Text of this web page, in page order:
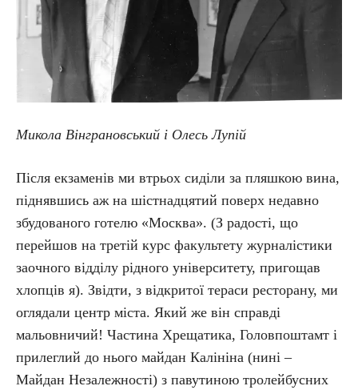
Микола Вінграновський і Олесь Лупій
Після екзаменів ми втрьох сиділи за пляшкою вина,
піднявшись аж на шістнадцятий поверх недавно
збудованого готелю «Москва». (З радості, що
перейшов на третій курс факультету журналістики
заочного відділу рідного університету, пригощав
хлопців я). Звідти, з відкритої тераси ресторану, ми
оглядали центр міста. Який же він справді
мальовничий! Частина Хрещатика, Головпоштамт і
прилеглий до нього майдан Калініна (нині –
Майдан Незалежності) з павутиною тролейбусних